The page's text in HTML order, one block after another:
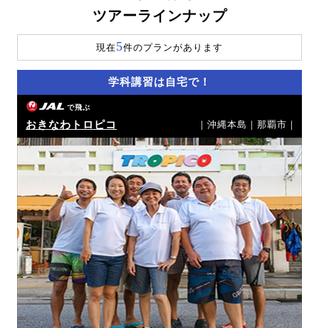
ツアーラインナップ
現在5件のプランがあります
学科講習は自宅で！
で飛ぶ
おきなわトロピコ ｜沖縄本島｜那覇市｜